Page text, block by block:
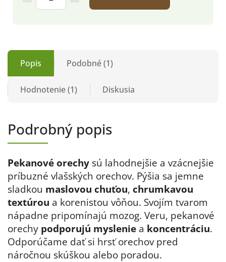
Popis Podobné (1)
Hodnotenie (1) Diskusia
Podrobný popis
Pekanové orechy sú lahodnejšie a vzácnejšie
príbuzné vlašských orechov. Pýšia sa jemne
sladkou maslovou chuťou, chrumkavou
textúrou a korenistou vôňou. Svojím tvarom
nápadne pripomínajú mozog. Veru, pekanové
orechy podporujú myslenie a koncentráciu.
Odporúčame dať si hrsť orechov pred
náročnou skúškou alebo poradou.